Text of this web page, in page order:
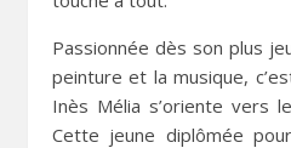
Passionnée dès son plus
peinture et la musique,
Inès Mélia s’oriente vers
Cette jeune diplômée